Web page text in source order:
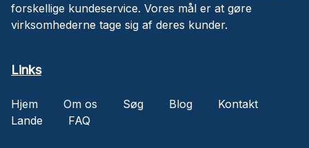
forskellige kundeservice. Vores mål er at gøre
virksomhederne tage sig af deres kunder.
Links
Hjem Om os Søg Blog
Kontakt
Lande
FAQ